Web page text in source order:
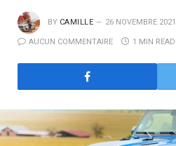
BY CAMILLE 26 NOVEMBRE 2021
AUCUN COMMENTAIRE 1 MIN READ